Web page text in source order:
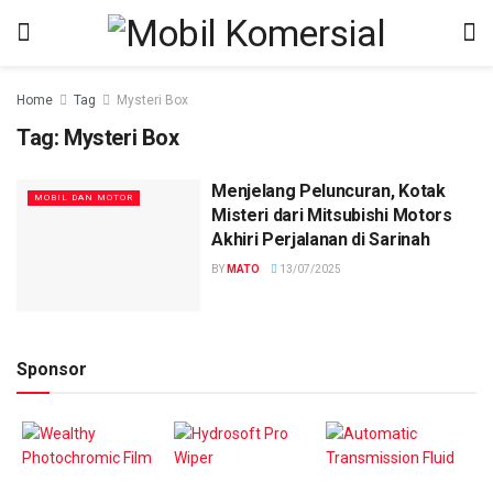
Home Tag Mysteri Box
Tag: Mysteri Box
MOBIL DAN MOTOR
Menjelang Peluncuran, Kotak
Misteri dari Mitsubishi Motors
Akhiri Perjalanan di Sarinah
BY MATO 13/07/2025
Sponsor